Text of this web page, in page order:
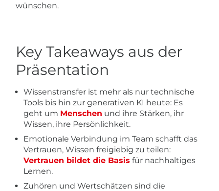
wünschen.
Key Takeaways aus der
Präsentation
Wissenstransfer ist mehr als nur technische
Tools bis hin zur generativen KI heute: Es
geht um Menschen und ihre Stärken, ihr
Wissen, ihre Persönlichkeit.
Emotionale Verbindung im Team schafft das
Vertrauen, Wissen freigiebig zu teilen:
Vertrauen bildet die Basis für nachhaltiges
Lernen.
Zuhören und Wertschätzen sind die